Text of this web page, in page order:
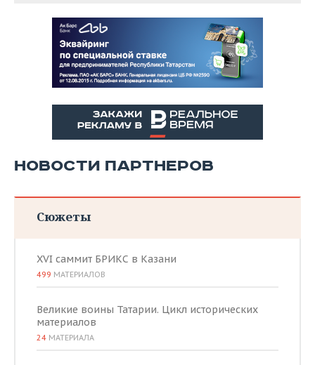
НОВОСТИ ПАРТНЕРОВ
Сюжеты
XVI саммит БРИКС в Казани
499 МАТЕРИАЛОВ
Великие воины Татарии. Цикл исторических
материалов
24 МАТЕРИАЛА